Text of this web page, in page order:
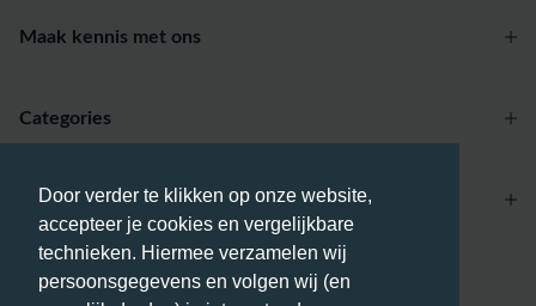
Door verder te klikken op onze website,
accepteer je cookies en vergelijkbare
technieken. Hiermee verzamelen wij
persoonsgegevens en volgen wij (en
Maak kennis met ons
Betaalmethodes
Categories
Account